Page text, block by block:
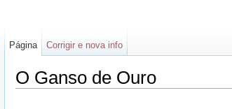
O Ganso de Ouro
Página Corrigir e nova info